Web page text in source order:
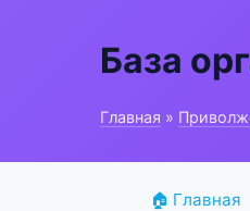
База
Главная »
🏠 Главная